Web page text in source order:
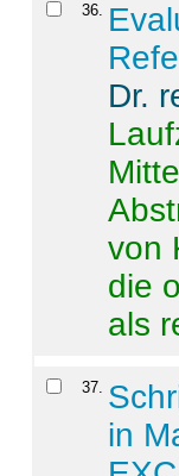
36.
Dr.
von
die
als
37.
in